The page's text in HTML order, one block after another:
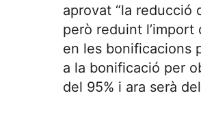
aprovat “la reducció
però reduint
en les bonificacions
a la bonificació per
del 95% i ara serà del